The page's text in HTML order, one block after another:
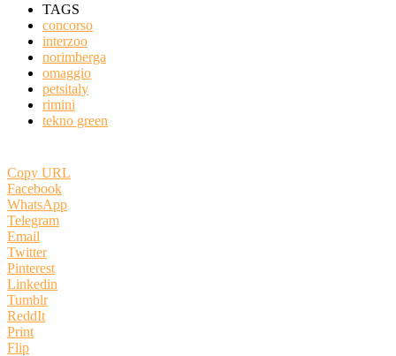
TAGS
concorso
interzoo
norimberga
omaggio
petsitaly
rimini
tekno green
Copy URL
Facebook
WhatsApp
Telegram
Email
Twitter
Pinterest
Linkedin
Tumblr
ReddIt
Print
Flip